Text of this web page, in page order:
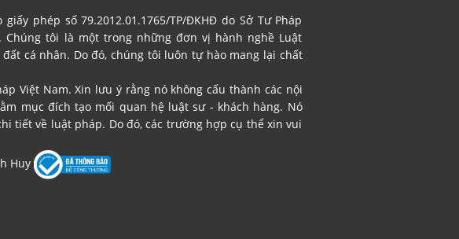
phép số 79.2012.01.1765/TP/ĐKHĐ do Sở Tư Pháp
Chúng tôi là một trong những đơn vị hành nghề Luật
cá nhân. Do đó, chúng tôi luôn tự hào mang lại chất
Việt Nam. Xin lưu ý rằng nó không cấu thành các nội
mục đích tạo mối quan hệ luật sư - khách hàng. Nó
tiết về luật pháp. Do đó, các trường hợp cụ thể xin vui
Huy